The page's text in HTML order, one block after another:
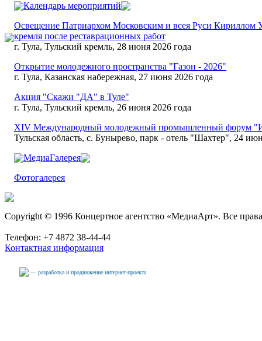
Календарь мероприятий
Освещение Патриархом Московским и всея Руси Кириллом
кремля после реставрационных работ
г. Тула, Тульский кремль, 28 июня 2026 года
Открытие молодежного пространства "Газон - 2026"
г. Тула, Казанская набережная, 27 июня 2026 года
Акция "Скажи "ДА" в Туле"
г. Тула, Тульский кремль, 26 июня 2026 года
XIV Международный молодежный промышленный форум
Тульская область, с. Бунырево, парк - отель "Шахтер", 24
МедиаГалерея
Фотогалерея
Copyright © 1996 Концертное агентство «МедиаАрт». Все
Телефон: +7 4872 38-44-44
Контактная информация
— разработка и продвижение интернет-проекта